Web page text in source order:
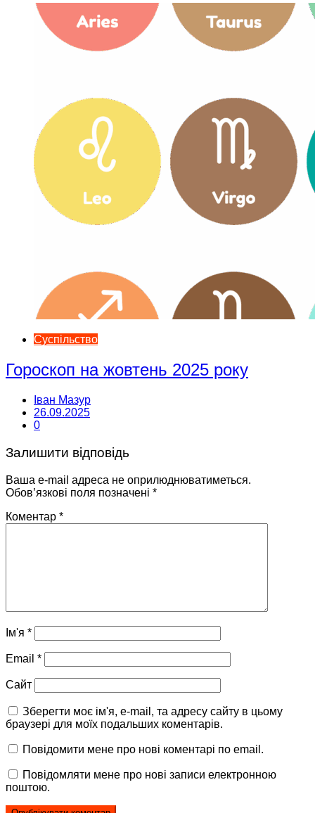
Суспільство
Гороскоп на жовтень 2025 року
Іван Мазур
26.09.2025
0
Залишити відповідь
Ваша e-mail адреса не оприлюднюватиметься.
Обов’язкові поля позначені *
Коментар *
Ім'я *
Email *
Сайт
Зберегти моє ім'я, e-mail, та адресу сайту в цьому
браузері для моїх подальших коментарів.
Повідомити мене про нові коментарі по email.
Повідомляти мене про нові записи електронною
поштою.